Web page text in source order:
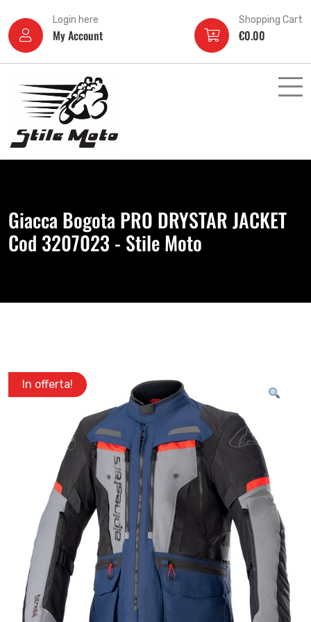
Login here
My Account
Shopping Cart
€0.00
Giacca Bogota PRO DRYSTAR JACKET
Cod 3207023 - Stile Moto
In offerta!